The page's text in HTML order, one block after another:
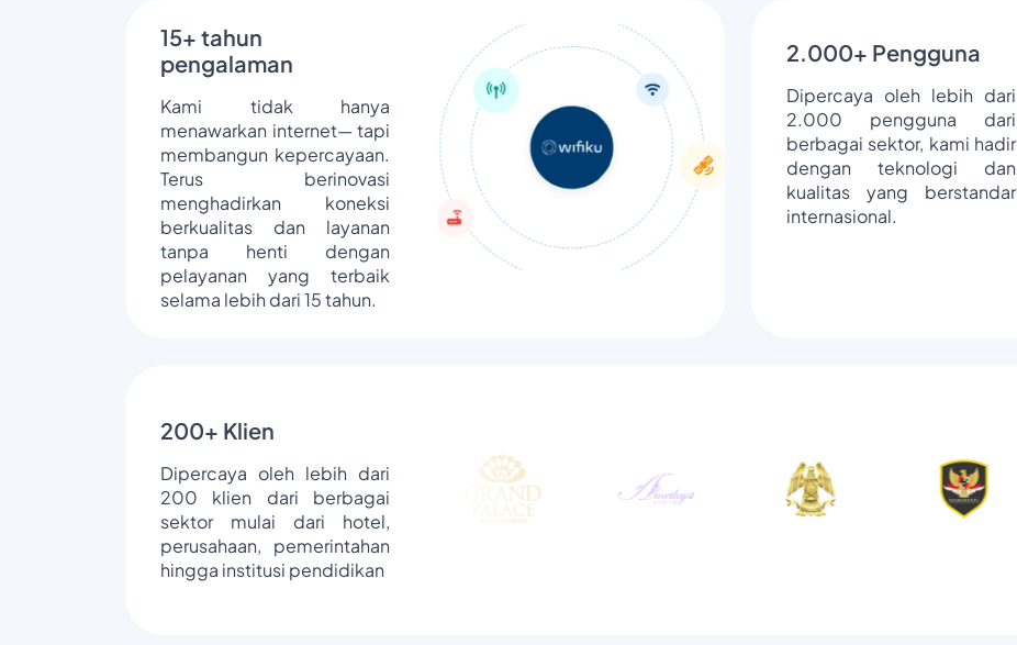
15+ tahun
pengalaman
Kami tidak hanya
menawarkan internet— tapi
membangun kepercayaan.
Terus berinovasi
menghadirkan koneksi
berkualitas dan layanan
tanpa henti dengan
pelayanan yang terbaik
selama lebih dari 15 tahun.
2.000+ Pengguna
Dipercaya oleh lebih dari
2.000 pengguna dari
berbagai sektor, kami hadir
dengan teknologi dan
kualitas yang berstandar
internasional.
200+ Klien
Dipercaya oleh lebih dari
200 klien dari berbagai
sektor mulai dari hotel,
perusahaan, pemerintahan
hingga institusi pendidikan